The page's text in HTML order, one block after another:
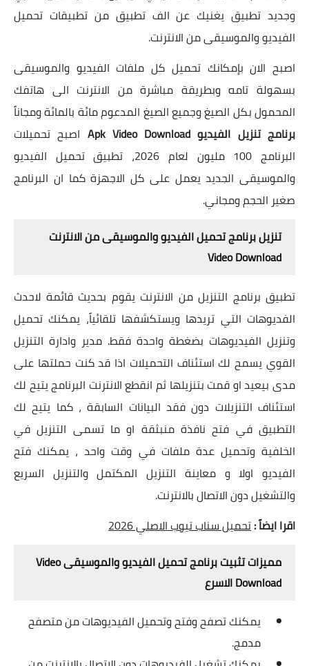
وجديد تطبيق يغنيك عن الف تطبيق من تطبيقات تحميل
الفيديو والموسيقى من الانترنت.
اصبح الان بإمكانك تحميل كل ملفات الفيديو والموسيقى
بسهولة تامه وبطريقة مباشرة من الانترنت الى هاتفك
المحمول بكل الصيغ وجميع الصيغ المدعوم مائة بالمائة ومجاناً
برنامج تنزيل الفيديو Apk Video Download
اصبح تحميلات
البرنامج 100 مليون لعام 2026، تطبيق تحميل الفيديو
والموسيقى الجديد يعمل على كل الاجهزة كما ان البرنامج
صغير الحجم ومجاني.
تنزيل برنامج تحميل الفيديو والموسيقى من الانترنت
Video Download
تطبيق برنامج التنزيل من الانترنت يقوم بحديث قائمة لاحدث
الفديوهات التي تريدها ويستكشفها تلقائياً، يمكنك تحميل
وتنزيل الفيديوهات بضغطة واحدة فقط. مدير وادارة التنزيل
القوي يسمح لك استئناف التحميلات اذا قد كنت حملتها على
مدى بيعيد او قمت بتنزيلها ثم انقطع الانترنت البرنامج يتيح لك
استئناف التنزيلات دون فقد البيانات السابقة ، كما يتيح لك
التطبيق في فتح نافذة منبثقة او ما تسمى التنزيل في
الخلفية وتحميل عدة ملفات في وقت واحد ، يمكنك فتح
الفيديو اولا و معاينة التنزيل المكتمل والتنزيل السريع
والتشغيل دون الاتصال بالانترنت.
اقرا ايضاً :تحميل سناب تيوب الاصلي 2026
مميزات تثبيت برنامج تحميل الفيديو والموسيقى Video
Download الاسرع
يمكنك تصفح وفتح وتحميل الفيديوهات من متصفح
مدمج.